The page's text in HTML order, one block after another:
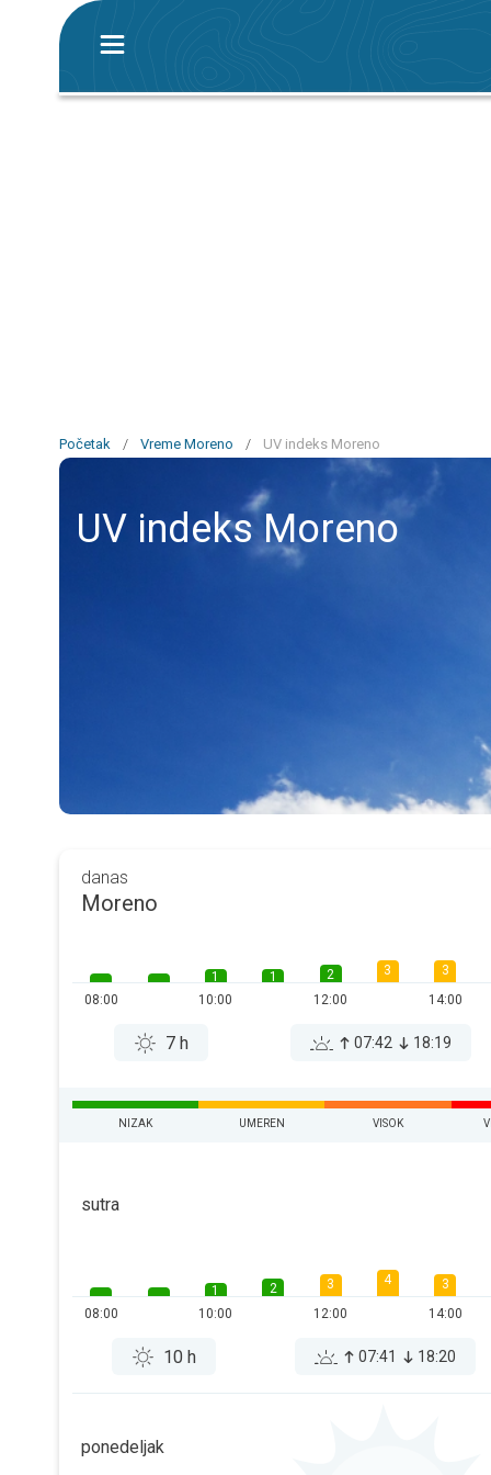
Početak / Vreme Moreno / UV indeks Moreno
UV indeks Moreno
danas
Moreno
08:00
1
10:00
1
2
12:00
3
3
14:00
7 h 07:42 18:19
NIZAK UMEREN VISOK
sutra
08:00
1
10:00
2
3
12:00
4
3
14:00
10 h 07:41 18:20
ponedeljak